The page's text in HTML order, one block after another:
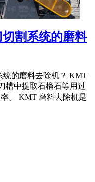
割系统的磨料
统的磨料去除机？ KMT
槽中提取石榴石等用过
。 KMT 磨料去除机是